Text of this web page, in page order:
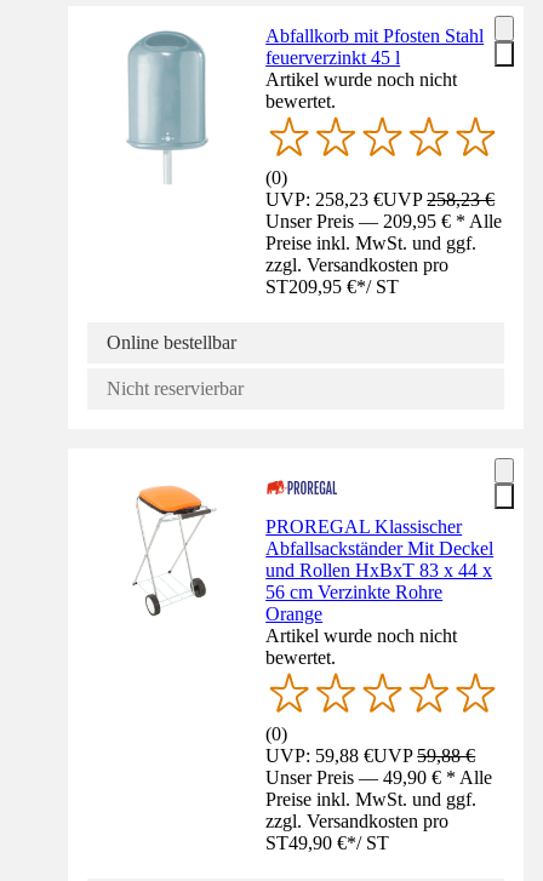
Abfallkorb mit Pfosten Stahl
feuerverzinkt 45 l
Artikel wurde noch nicht
bewertet.
(0)
UVP: 258,23 €UVP258,23 €
Unser Preis — 209,95 € * Alle
Preise inkl. MwSt. und ggf.
zzgl. Versandkosten pro
ST209,95 €*/ ST
Online bestellbar
Nicht reservierbar
PROREGAL Klassischer
Abfallsackständer Mit Deckel
und Rollen HxBxT 83 x 44 x
56 cm Verzinkte Rohre
Orange
Artikel wurde noch nicht
bewertet.
(0)
UVP: 59,88 €UVP59,88 €
Unser Preis — 49,90 € * Alle
Preise inkl. MwSt. und ggf.
zzgl. Versandkosten pro
ST49,90 €*/ ST